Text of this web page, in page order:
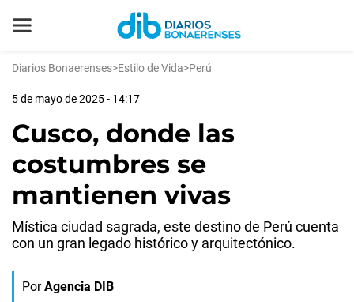
Diarios Bonaerenses>Estilo de Vida>Perú
5 de mayo de 2025 - 14:17
Cusco, donde las
costumbres se
mantienen vivas
Mística ciudad sagrada, este destino de Perú cuenta
con un gran legado histórico y arquitectónico.
Por Agencia DIB